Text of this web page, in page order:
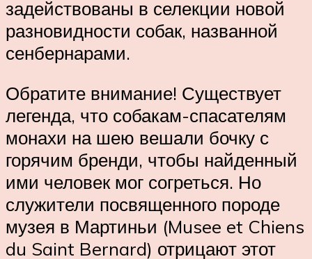
задействованы в селекции новой
разновидности собак, названной
сенбернарами.
Обратите внимание! Существует
легенда, что собакам-спасателям
монахи на шею вешали бочку с
горячим бренди, чтобы найденный
ими человек мог согреться. Но
служители посвященного породе
музея в Мартиньи (Musee et Chiens
du Saint Bernard) отрицают этот